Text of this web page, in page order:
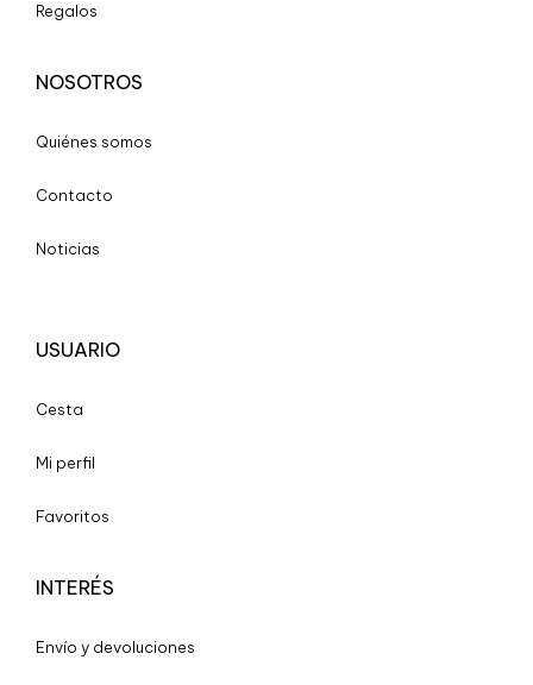
Regalos
NOSOTROS
Quiénes somos
Contacto
Noticias
USUARIO
Cesta
Mi perfil
Favoritos
INTERÉS
Envío y devoluciones